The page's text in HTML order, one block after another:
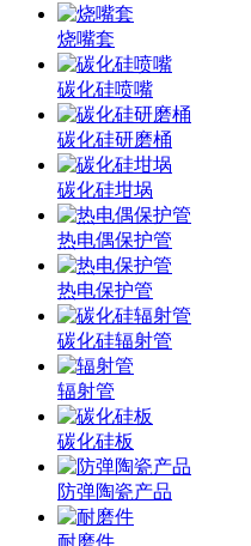
烧嘴套
碳化硅喷嘴
碳化硅研磨桶
碳化硅坩埚
热电偶保护管
热电保护管
碳化硅辐射管
辐射管
碳化硅板
防弹陶瓷产品
耐磨件